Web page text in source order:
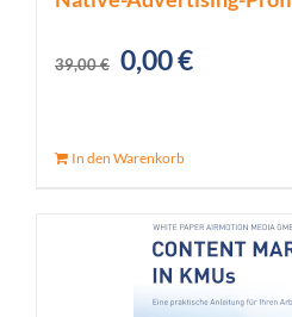
39,00€ Ursprünglicher
0,00€Aktueller
In den Warenkorb